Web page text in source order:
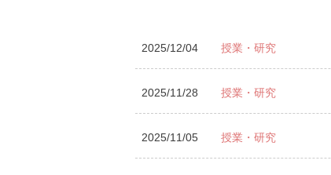
2025/12/04 授業・研究
2025/11/28 授業・研究
2025/11/05 授業・研究